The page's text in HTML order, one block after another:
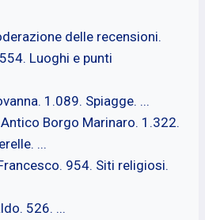
delle recensioni.
Luoghi e punti
1.089. Spiagge. ...
Borgo Marinaro. 1.322.
...
954. Siti religiosi.
526. ...